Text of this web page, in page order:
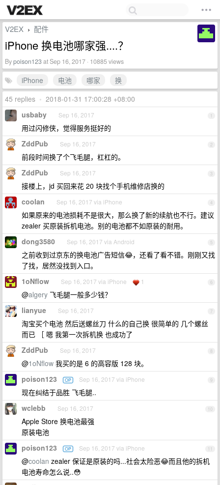
V2EX › 配件
iPhone 换电池哪家强....？
Bypoison123at Sep 16, 2017 · 10885 views
iPhone 电池 哪家
换
45 replies • 2018-01-31 17:00:28 +08:00
1
usbaby Sep 16, 2017
用过闪修侠，觉得服务挺好的
2
ZddPub Sep 16, 2017
前段时间换了个飞毛腿，杠杠的。
3
ZddPub Sep 16, 2017
接楼上，jd 买回来花 20 块找个手机维修店换的
4
coolan Sep 16, 2017 via iPhone
如果原来的电池损耗不是很大，那么换了新的续航也不行。建议
zealer 买原装拆机电池。别的电池都不如原装的耐用。
5
dong3580 Sep 16, 2017 via Android
之前收到过京东的换电池广告短信😂，还看了看不错。刚刚又找
了找，居然没找到入口。
6
1oNflow Sep 16, 2017 via iPhone 1
@algery 飞毛腿一般多少钱？
7
lianyue Sep 16, 2017
淘宝买个电池 然后送螺丝刀 什么的自己换 很简单的 几个螺丝
而已 ［ 嗯 我第一次拆机换 也成功了
8
ZddPub Sep 16, 2017
@1oNflow 我买的是 6 的高容版 128 块。
9
poison123 OP Sep 16, 2017 via iPhone
现在纠结于品胜 飞毛腿..
10
wclebb Sep 16, 2017
Apple Store 换电池最强
原装电池
11
poison123 OP Sep 16, 2017 via iPhone
@coolan zealer 保证是原装的吗...社会太险恶😂而且他的拆机
电池寿命怎么说..😳